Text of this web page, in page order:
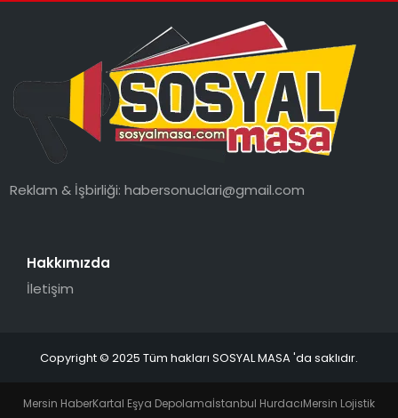
Reklam & İşbirliği:habersonuclari@gmail.com
Hakkımızda
İletişim
Copyright © 2025 Tüm hakları SOSYAL MASA 'da saklıdır.
Mersin HaberKartal Eşya Depolamaİstanbul HurdacıMersin Lojistik